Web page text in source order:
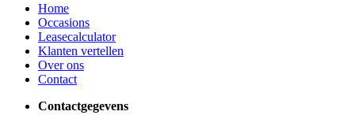
Home
Occasions
Leasecalculator
Klanten vertellen
Over ons
Contact
Contactgegevens